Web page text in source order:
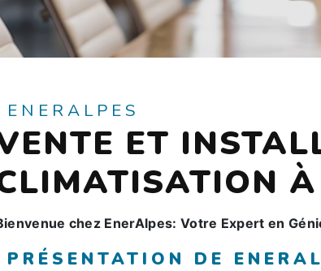
ENERALPES
ET
chez EnerAlpes: Votre Expert en
PRÉSENTATION DE